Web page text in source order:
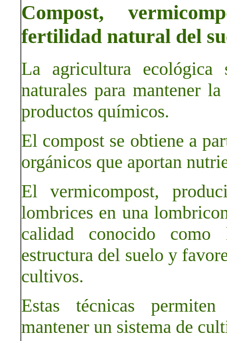
Compost,
fertilidad natural del
La agricultura
naturales para mantener
productos químicos.
El compost se obtiene a
orgánicos que aportan
El vermicompost,
lombrices en una
calidad conocido como
estructura del suelo y
cultivos.
Estas técnicas
mantener un sistema de